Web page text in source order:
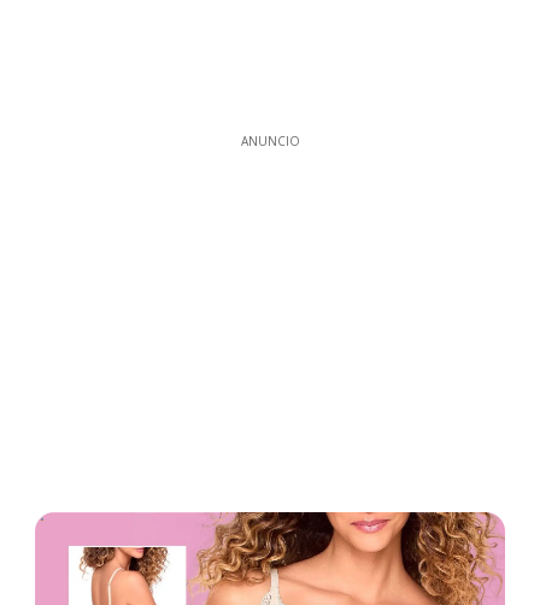
ANUNCIO